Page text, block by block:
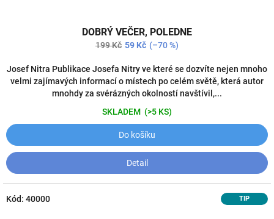
DOBRÝ VEČER, POLEDNE
199 Kč 59 Kč (–70 %)
Josef Nitra Publikace Josefa Nitry ve které se dozvíte nejen mnoho
velmi zajímavých informací o místech po celém světě, která autor
mnohdy za svérázných okolností navštívil,...
SKLADEM (>5 KS)
Do košíku
Detail
TIP
Kód: 40000